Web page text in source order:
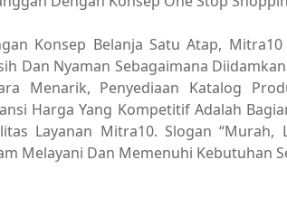
Konsep Belanja Satu Atap,
Dan Nyaman Sebagaimana
Menarik, Penyediaan Katalog
Harga Yang Kompetitif Adalah
Layanan Mitra10. Slogan
Melayani Dan Memenuhi Kebutuhan